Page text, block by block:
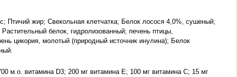
Птичий жир; Свекольная клетчатка; Белок лосося 4,0%, сушеный;
белок, гидролизованный; печень птицы,
цикория, молотый (природный источник инулина); Белок
м.о. витамина D3; 200 мг витамина Е; 100 мг витамина С; 15 мг